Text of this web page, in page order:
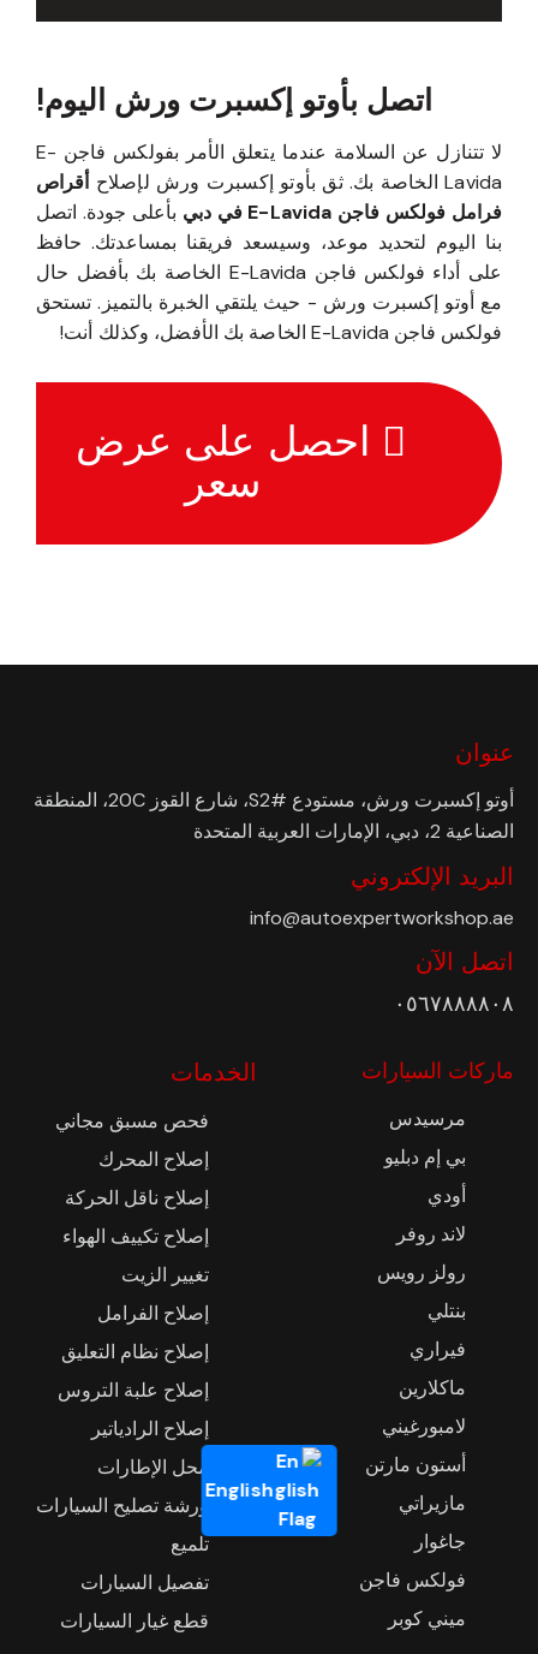
English
اتصل بأوتو إكسبرت ورش اليوم!
لا تتنازل عن السلامة عندما يتعلق الأمر بفولكس فاجن E-
Lavida الخاصة بك. ثق بأوتو إكسبرت ورش لإصلاح
أقراص
فرامل فولكس فاجن E-Lavida في دبي
بأعلى جودة. اتصل
بنا اليوم لتحديد موعد، وسيسعد فريقنا بمساعدتك. حافظ
على أداء فولكس فاجن E-Lavida الخاصة بك بأفضل حال
مع أوتو إكسبرت ورش - حيث يلتقي الخبرة بالتميز. تستحق
فولكس فاجن E-Lavida الخاصة بك الأفضل، وكذلك أنت!
احصل على عرض
سعر
عنوان
أوتو إكسبرت ورش، مستودع #S2، شارع القوز 20C، المنطقة
الصناعية 2، دبي، الإمارات العربية المتحدة
البريد الإلكتروني
info@autoexpertworkshop.ae
اتصل الآن
٠٥٦٧٨٨٨٨٠٨
ماركات السيارات
مرسيدس
بي إم دبليو
أودي
لاند روفر
رولز رويس
بنتلي
فيراري
ماكلارين
لامبورغيني
أستون مارتن
مازيراتي
جاغوار
فولكس فاجن
ميني كوبر
الخدمات
فحص مسبق مجاني
إصلاح المحرك
إصلاح ناقل الحركة
إصلاح تكييف الهواء
تغيير الزيت
إصلاح الفرامل
إصلاح نظام التعليق
إصلاح علبة التروس
إصلاح الرادياتير
محل الإطارات
ورشة تصليح السيارات
تلميع
تفصيل السيارات
قطع غيار السيارات